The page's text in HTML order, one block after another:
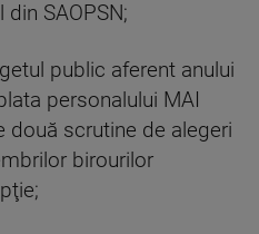
SAOPSN;
public aferent anului
personalului MAI
două scrutine de alegeri
birourilor